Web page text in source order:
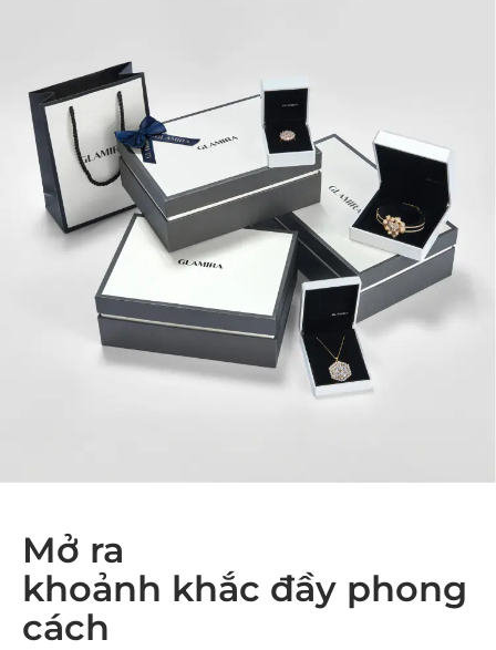
Mở ra
khoảnh khắc đầy phong
cách